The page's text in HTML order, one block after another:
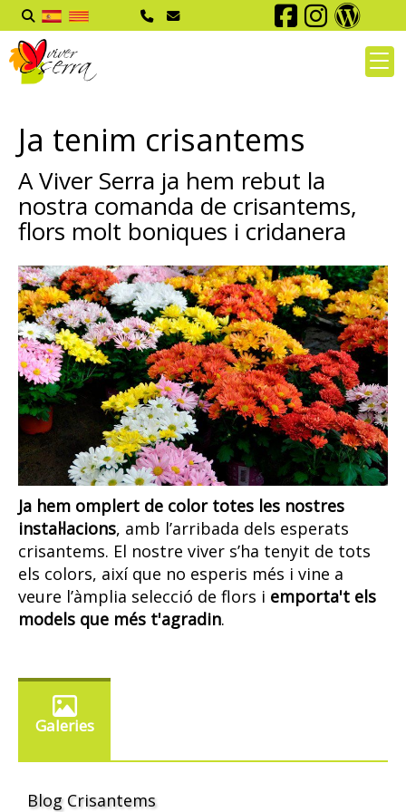
Ja tenim crisantems
A Viver Serra ja hem rebut la
nostra comanda de crisantems,
flors molt boniques i cridanera
Ja hem omplert de color totes les nostres
instal·lacions, amb l’arribada dels esperats
crisantems. El nostre viver s’ha tenyit de tots
els colors, així que no esperis més i vine a
veure l’àmplia selecció de flors i emporta't els
models que més t'agradin.
Galeries
Blog Crisantems